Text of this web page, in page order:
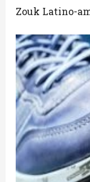
Zouk Latino-